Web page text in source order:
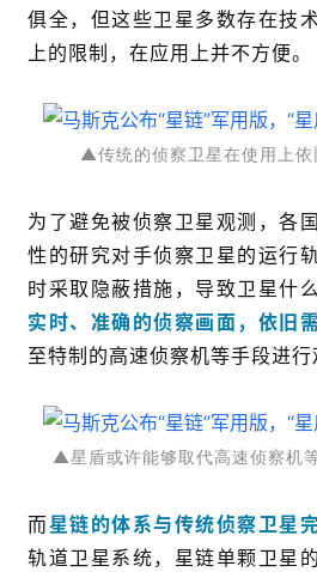
俱全，但这些卫星多数存在技
上的限制，在应用上并不方便。
▲传统的侦察卫星在使用上依
为了避免被侦察卫星观测，各
性的研究对手侦察卫星的运行
时采取隐蔽措施，导致卫星什
实时、准确的侦察画面，依旧
至特制的高速侦察机等手段进行
▲星盾或许能够取代高速侦察机
而星链的体系与传统侦察卫星
轨道卫星系统，星链单颗卫星